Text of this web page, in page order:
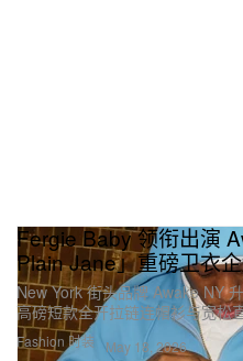
Fashion 时装
Fergie Baby 领衔出演
Plain Jane」重磅卫衣
New York 街头品牌 Awake NY
高磅短款全开拉链连帽衫与宽松
May 18, 2026